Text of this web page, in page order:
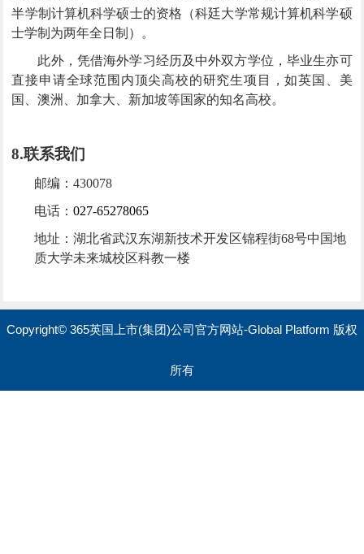
半学制计算机科学硕士的资格（科廷大学常规计算机科学硕
士学制为两年全日制）。
此外，凭借海外学习经历及中外双方学位，毕业生亦可
直接申请全球范围内顶尖高校的研究生项目，如英国、美
国、澳洲、加拿大、新加坡等国家的知名高校。
8.联系我们
邮编：430078
电话：027-65278065
地址：湖北省武汉东湖新技术开发区锦程街68号中国地
质大学未来城校区科教一楼
Copyright© 365英国上市(集团)公司官方网站-Global Platform 版权
所有